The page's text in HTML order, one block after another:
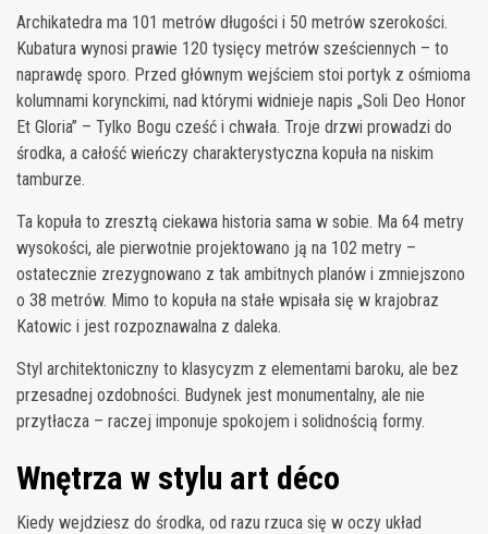
Archikatedra ma 101 metrów długości i 50 metrów szerokości.
Kubatura wynosi prawie 120 tysięcy metrów sześciennych – to
naprawdę sporo. Przed głównym wejściem stoi portyk z ośmioma
kolumnami korynckimi, nad którymi widnieje napis „Soli Deo Honor
Et Gloria” – Tylko Bogu cześć i chwała. Troje drzwi prowadzi do
środka, a całość wieńczy charakterystyczna kopuła na niskim
tamburze.
Ta kopuła to zresztą ciekawa historia sama w sobie. Ma 64 metry
wysokości, ale pierwotnie projektowano ją na 102 metry –
ostatecznie zrezygnowano z tak ambitnych planów i zmniejszono
o 38 metrów. Mimo to kopuła na stałe wpisała się w krajobraz
Katowic i jest rozpoznawalna z daleka.
Styl architektoniczny to klasycyzm z elementami baroku, ale bez
przesadnej ozdobności. Budynek jest monumentalny, ale nie
przytłacza – raczej imponuje spokojem i solidnością formy.
Wnętrza w stylu art déco
Kiedy wejdziesz do środka, od razu rzuca się w oczy układ